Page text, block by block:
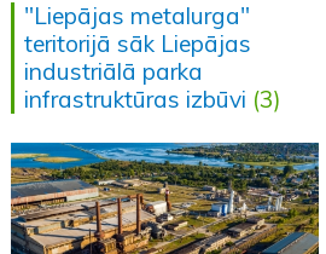
"Liepājas metalurga"
teritorijā sāk Liepājas
industriālā parka
infrastruktūras izbūvi (3)